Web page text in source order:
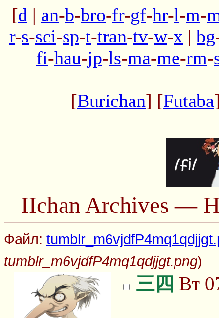
[d | an-b-bro-fr-gf-hr-l-m-
r-s-sci-sp-t-tran-tv-w-x | bg
fi-hau-jp-ls-ma-me-rm-
[Burichan] [Futaba
IIchan Archives —
Файл:
tumblr_m6vjdfP4mq1qdjjgt.png)
三四 Вт